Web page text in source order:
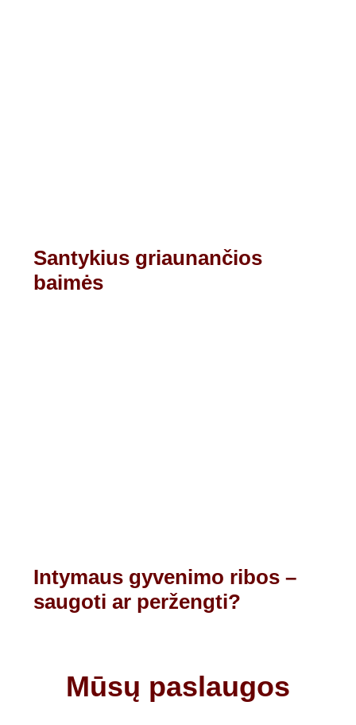
Santykius griaunančios
baimės
Intymaus gyvenimo ribos –
saugoti ar peržengti?
Mūsų paslaugos